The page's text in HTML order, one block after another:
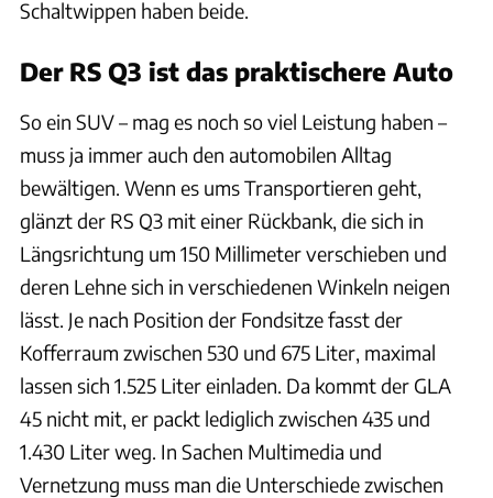
Schaltwippen haben beide.
Der RS Q3 ist das praktischere Auto
So ein SUV – mag es noch so viel Leistung haben –
muss ja immer auch den automobilen Alltag
bewältigen. Wenn es ums Transportieren geht,
glänzt der RS Q3 mit einer Rückbank, die sich in
Längsrichtung um 150 Millimeter verschieben und
deren Lehne sich in verschiedenen Winkeln neigen
lässt. Je nach Position der Fondsitze fasst der
Kofferraum zwischen 530 und 675 Liter, maximal
lassen sich 1.525 Liter einladen. Da kommt der GLA
45 nicht mit, er packt lediglich zwischen 435 und
1.430 Liter weg. In Sachen Multimedia und
Vernetzung muss man die Unterschiede zwischen